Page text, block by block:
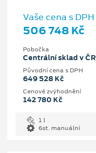
Vaše cena s DPH
506 748 Kč
Pobočka
Centrální sklad v ČR
Původní cena s DPH
649 528 Kč
Cenové zvýhodnění
142 780 Kč
1 l
6st. manuální